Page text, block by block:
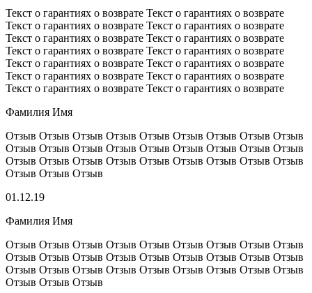
Текст о гарантиях о возврате Текст о гарантиях о возврате
Текст о гарантиях о возврате Текст о гарантиях о возврате
Текст о гарантиях о возврате Текст о гарантиях о возврате
Текст о гарантиях о возврате Текст о гарантиях о возврате
Текст о гарантиях о возврате Текст о гарантиях о возврате
Текст о гарантиях о возврате Текст о гарантиях о возврате
Текст о гарантиях о возврате Текст о гарантиях о возврате
Фамилия Имя
Отзыв Отзыв Отзыв Отзыв Отзыв Отзыв Отзыв Отзыв Отзыв
Отзыв Отзыв Отзыв Отзыв Отзыв Отзыв Отзыв Отзыв Отзыв
Отзыв Отзыв Отзыв Отзыв Отзыв Отзыв Отзыв Отзыв Отзыв
Отзыв Отзыв Отзыв
01.12.19
Фамилия Имя
Отзыв Отзыв Отзыв Отзыв Отзыв Отзыв Отзыв Отзыв Отзыв
Отзыв Отзыв Отзыв Отзыв Отзыв Отзыв Отзыв Отзыв Отзыв
Отзыв Отзыв Отзыв Отзыв Отзыв Отзыв Отзыв Отзыв Отзыв
Отзыв Отзыв Отзыв